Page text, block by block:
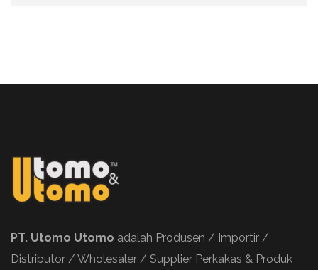
PT. Utomo Utomo adalah Produsen / Importir /
Distributor / Wholesaler / Supplier Perkakas & Produk